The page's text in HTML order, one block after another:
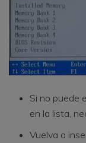
Si no puede
en la lista,
Vuelva a